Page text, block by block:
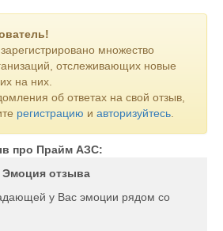
множество
отслеживающих новые
на них.
об ответах на свой отзыв,
регистрацию и авторизуйтесь
про Прайм АЗС:
Эмоция отзыва
у Вас эмоции рядом со